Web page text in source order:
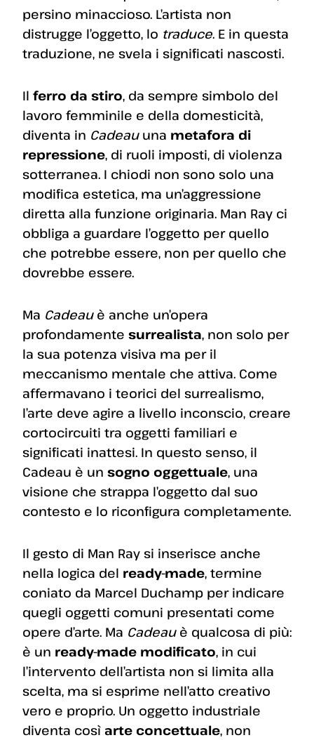
persino minaccioso. L’artista non
distrugge l’oggetto, lo traduce. E in questa
traduzione, ne svela i significati nascosti.
Il ferro da stiro, da sempre simbolo del
lavoro femminile e della domesticità,
diventa in Cadeauuna metafora di
repressione, di ruoli imposti, di violenza
sotterranea. I chiodi non sono solo una
modifica estetica, ma un’aggressione
diretta alla funzione originaria. Man Ray ci
obbliga a guardare l’oggetto per quello
che potrebbe essere, non per quello che
dovrebbe essere.
Ma Cadeauè anche un’opera
profondamente surrealista, non solo per
la sua potenza visiva ma per il
meccanismo mentale che attiva. Come
affermavano i teorici del surrealismo,
l’arte deve agire a livello inconscio, creare
cortocircuiti tra oggetti familiari e
significati inattesi. In questo senso, il
Cadeau è un sogno oggettuale, una
visione che strappa l’oggetto dal suo
contesto e lo riconfigura completamente.
Il gesto di Man Ray si inserisce anche
nella logica del ready-made, termine
coniato da Marcel Duchamp per indicare
quegli oggetti comuni presentati come
opere d’arte. Ma Cadeauè qualcosa di più:
è un ready-made modificato, in cui
l’intervento dell’artista non si limita alla
scelta, ma si esprime nell’atto creativo
vero e proprio. Un oggetto industriale
diventa così arte concettuale, non